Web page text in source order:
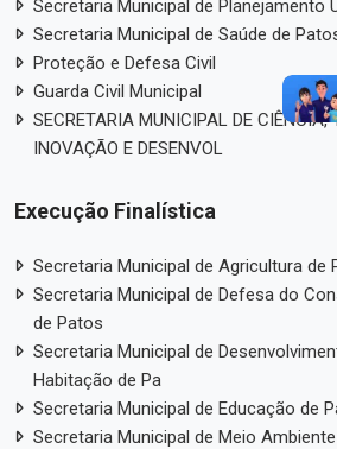
Secretaria Municipal de Planejamento
Secretaria Municipal de Saúde de
Proteção e Defesa Civil
Guarda Civil Municipal
SECRETARIA MUNICIPAL DE CIÊNCIA,
INOVAÇÃO E DESENVOL
Execução Finalística
Secretaria Municipal de Agricultura de
Secretaria Municipal de Defesa do
de Patos
Secretaria Municipal de
Habitação de Pa
Secretaria Municipal de Educação de
Secretaria Municipal de Meio